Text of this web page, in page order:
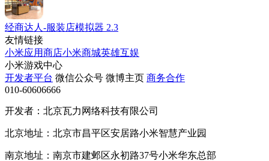
经商达人-服装店模拟器 2.3
友情链接
小米应用商店小米商城英雄互娱
小米游戏中心
开发者平台 微信公众号 微博主页 商务合作
010-60606666
开发者：北京瓦力网络科技有限公司
北京地址：北京市昌平区安居路小米智慧产业园
南京地址：南京市建邺区永初路37号小米华东总部